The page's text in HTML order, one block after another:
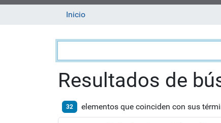
Inicio
Resultados de
32 elementos que coinciden con sus